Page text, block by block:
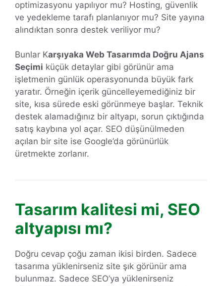
optimizasyonu yapılıyor mu? Hosting, güvenlik
ve yedekleme tarafı planlanıyor mu? Site yayına
alındıktan sonra destek veriliyor mu?
Bunlar Karşıyaka Web Tasarımda Doğru Ajans
Seçimi küçük detaylar gibi görünür ama
işletmenin günlük operasyonunda büyük fark
yaratır. Örneğin içerik güncelleyemediğiniz bir
site, kısa sürede eski görünmeye başlar. Teknik
destek alamadığınız bir altyapı, sorun çıktığında
satış kaybına yol açar. SEO düşünülmeden
açılan bir site ise Google’da görünürlük
üretmekte zorlanır.
Tasarım kalitesi mi, SEO
altyapısı mı?
Doğru cevap çoğu zaman ikisi birden. Sadece
tasarıma yüklenirseniz site şık görünür ama
bulunmaz. Sadece SEO’ya yüklenirseniz